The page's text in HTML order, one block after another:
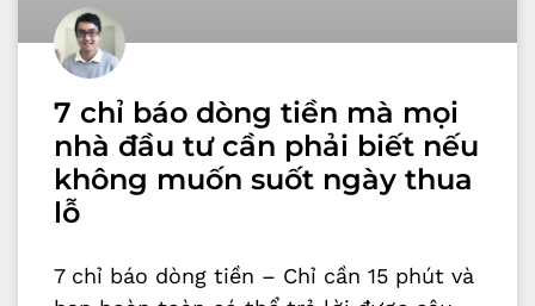
7 chỉ báo dòng tiền mà mọi
nhà đầu tư cần phải biết nếu
không muốn suốt ngày thua
lỗ
7 chỉ báo dòng tiền – Chỉ cần 15 phút và